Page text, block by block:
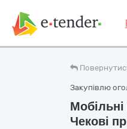
Закупівлю
Чекові